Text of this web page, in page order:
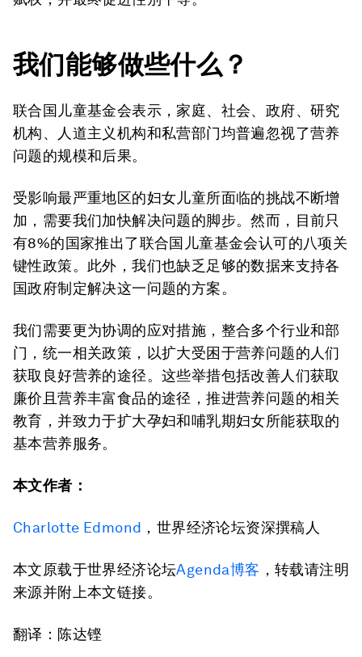
我们能够做些什么？
联合国儿童基金会表示，家庭、社会、政府、研究
机构、人道主义机构和私营部门均普遍忽视了营养
问题的规模和后果。
受影响最严重地区的妇女儿童所面临的挑战不断增
加，需要我们加快解决问题的脚步。然而，目前只
有8%的国家推出了联合国儿童基金会认可的八项关
键性政策。此外，我们也缺乏足够的数据来支持各
国政府制定解决这一问题的方案。
我们需要更为协调的应对措施，整合多个行业和部
门，统一相关政策，以扩大受困于营养问题的人们
获取良好营养的途径。这些举措包括改善人们获取
廉价且营养丰富食品的途径，推进营养问题的相关
教育，并致力于扩大孕妇和哺乳期妇女所能获取的
基本营养服务。
本文作者：
Charlotte Edmond ，世界经济论坛资深撰稿人
本文原载于世界经济论坛Agenda博客 ，转载请注明
来源并附上本文链接。
翻译：陈达铿